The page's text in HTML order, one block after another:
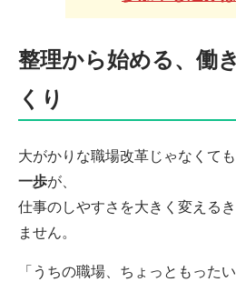
整理から始める、働
くり
大がかりな職場改革じゃなくても
一歩が、
仕事のしやすさを大きく変える
ません。
「うちの職場、ちょっともった